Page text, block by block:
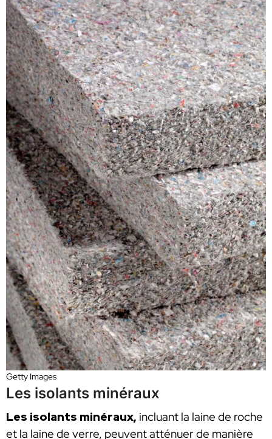
Getty Images
Les isolants minéraux
Les isolants minéraux, incluant la laine de roche
et la laine de verre, peuvent atténuer de manière